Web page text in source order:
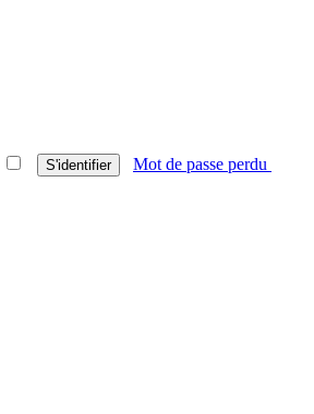
S'identifier Mot de passe perdu